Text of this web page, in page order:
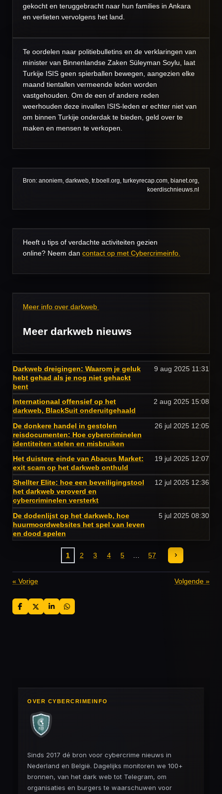
gekocht en teruggebracht naar hun families in Ankara
en verlieten vervolgens het land.
Te oordelen naar politiebulletins en de verklaringen van
minister van Binnenlandse Zaken Süleyman Soylu, laat
Turkije ISIS geen spierballen bewegen, aangezien elke
maand tientallen vermeende leden worden
vastgehouden. Om de een of andere reden
weerhouden deze invallen ISIS-leden er echter niet van
om binnen Turkije onderdak te bieden, geld over te
maken en mensen te verkopen.
Bron: anoniem, darkweb, tr.boell.org, turkeyrecap.com, bianet.org,
koerdischnieuws.nl
Heeft u tips of verdachte activiteiten gezien
online? Neem dan contact op met Cybercrimeinfo.
Meer info over darkweb
Meer darkweb nieuws
Darkweb dreigingen: Waarom je geluk
hebt gehad als je nog niet gehackt
bent
9 aug 2025 11:31
Internationaal offensief op het
darkweb, BlackSuit onderuitgehaald
2 aug 2025 15:08
De donkere handel in gestolen
reisdocumenten: Hoe cybercriminelen
identiteiten stelen en misbruiken
26 jul 2025 12:05
Het duistere einde van Abacus Market:
exit scam op het darkweb onthuld
19 jul 2025 12:07
Shellter Elite: hoe een beveiligingstool
het darkweb veroverd en
cybercriminelen versterkt
12 jul 2025 12:36
De dodenlijst op het darkweb, hoe
huurmoordwebsites het spel van leven
en dood spelen
5 jul 2025 08:30
1 2 3 4 5 57
« Vorige Volgende »
D
e
D
e
S
h
D
e
OVER CYBERCRIMEINFO
Sinds 2017 dé bron voor cybercrime nieuws in
Nederland en België. Dagelijks monitoren we 100+
bronnen, van het dark web tot Telegram, om
organisaties en burgers te waarschuwen voor